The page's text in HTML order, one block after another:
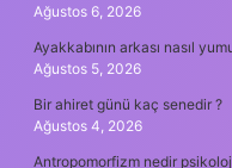
Ağustos 6, 2026
Ayakkabının arkası nasıl
Ağustos 5, 2026
Bir ahiret günü kaç senedir ?
Ağustos 4, 2026
Antropomorfizm nedir